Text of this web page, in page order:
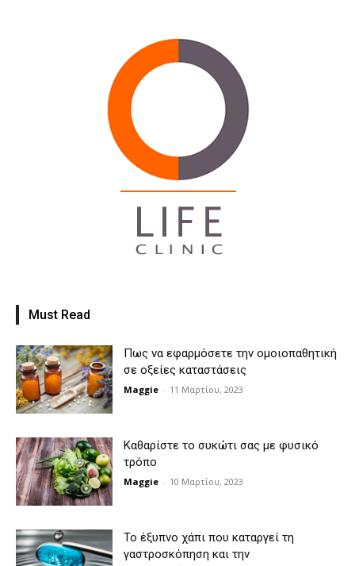
Must Read
Πως να εφαρμόσετε την ομοιοπαθητική
σε οξείες καταστάσεις
Maggie - 11 Μαρτίου, 2023
Καθαρίστε το συκώτι σας με φυσικό
τρόπο
Maggie - 10 Μαρτίου, 2023
Το έξυπνο χάπι που καταργεί τη
γαστροσκόπηση και την